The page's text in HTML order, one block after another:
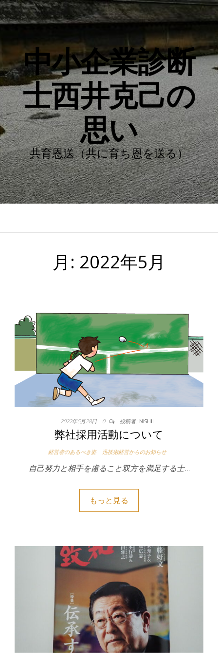
中小企業診断
士西井克己の
思い
共育恩送（共に育ち恩を送る）
月: 2022年5月
2022年5月28日 0 投稿者: NISHII
弊社採用活動について
経営者のあるべき姿 迅技術経営からのお知らせ
自己努力と相手を慮ること双方を満足する士…
もっと見る